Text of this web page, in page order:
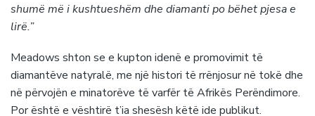
shumë më i kushtueshëm dhe diamanti po bëhet pjesa e
lirë.”
Meadows shton se e kupton idenë e promovimit të
diamantëve natyralë, me një histori të rrënjosur në tokë dhe
në përvojën e minatorëve të varfër të Afrikës Perëndimore.
Por është e vështirë t’ia shesësh këtë ide publikut.